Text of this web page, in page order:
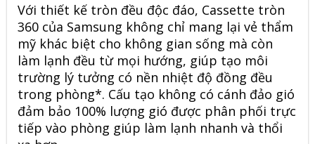
Với thiết kế tròn đều độc đáo, Cassette tròn
360 của Samsung không chỉ mang lại vẻ thẩm
mỹ khác biệt cho không gian sống mà còn
làm lạnh đều từ mọi hướng, giúp tạo môi
trường lý tưởng có nền nhiệt độ đồng đều
trong phòng*. Cấu tạo không có cánh đảo gió
đảm bảo 100% lượng gió được phân phối trực
tiếp vào phòng giúp làm lạnh nhanh và thổi